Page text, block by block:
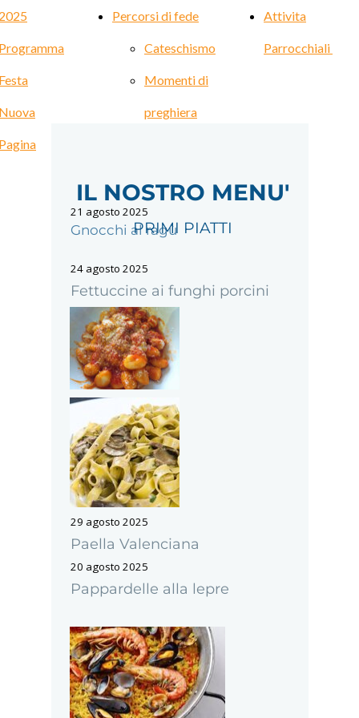
Percorsi di fede
Cateschismo
Momenti di
preghiera
Attivita
Parrocchiali
IL NOSTRO MENU'
PRIMI PIATTI
20 agosto 2025
Pappardelle alla lepre
21 agosto 2025
Gnocchi al ragù
24 agosto 2025
Fettuccine ai funghi porcini
29 agosto 2025
Paella Valenciana